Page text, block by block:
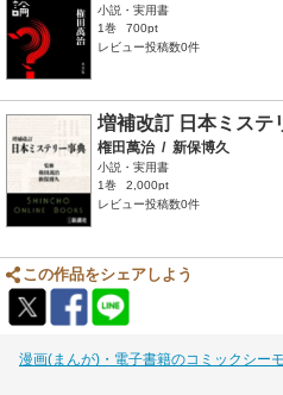
小説・実用書
1巻
700pt
レビュー投稿数0件
増補改訂 日本ミステ
権田萬治 / 新保博久
小説・実用書
1巻
2,000pt
レビュー投稿数0件
この作品をシェアしよう
漫画(まんが)・電子書籍のコミックシー